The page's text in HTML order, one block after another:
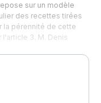
sur un modèle
des recettes tirées
la pérennité de cette
3. M. Denis